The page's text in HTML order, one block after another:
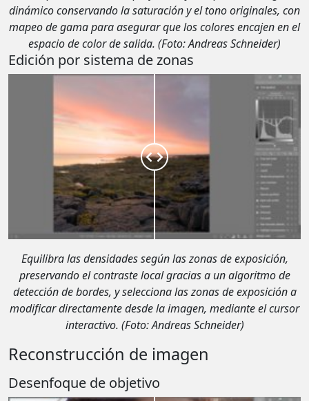
dinámico conservando la saturación y el tono originales, con
mapeo de gama para asegurar que los colores encajen en el
espacio de color de salida. (Foto: Andreas Schneider)
Edición por sistema de zonas
Equilibra las densidades según las zonas de exposición,
preservando el contraste local gracias a un algoritmo de
detección de bordes, y selecciona las zonas de exposición a
modificar directamente desde la imagen, mediante el cursor
interactivo. (Foto: Andreas Schneider)
Reconstrucción de imagen
Desenfoque de objetivo